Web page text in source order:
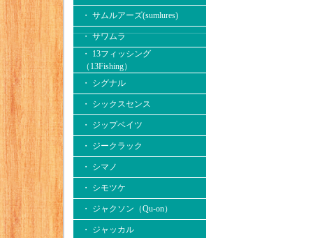
・ サムルアーズ(sumlures)
・ サワムラ
・ 13フィッシング
（13Fishing）
・ シグナル
・ シックスセンス
・ ジップベイツ
・ ジークラック
・ シマノ
・ シモツケ
・ ジャクソン（Qu-on）
・ ジャッカル